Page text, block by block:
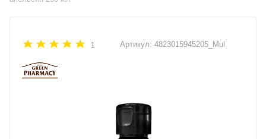
1 Артикул: 4823015945205_Mul